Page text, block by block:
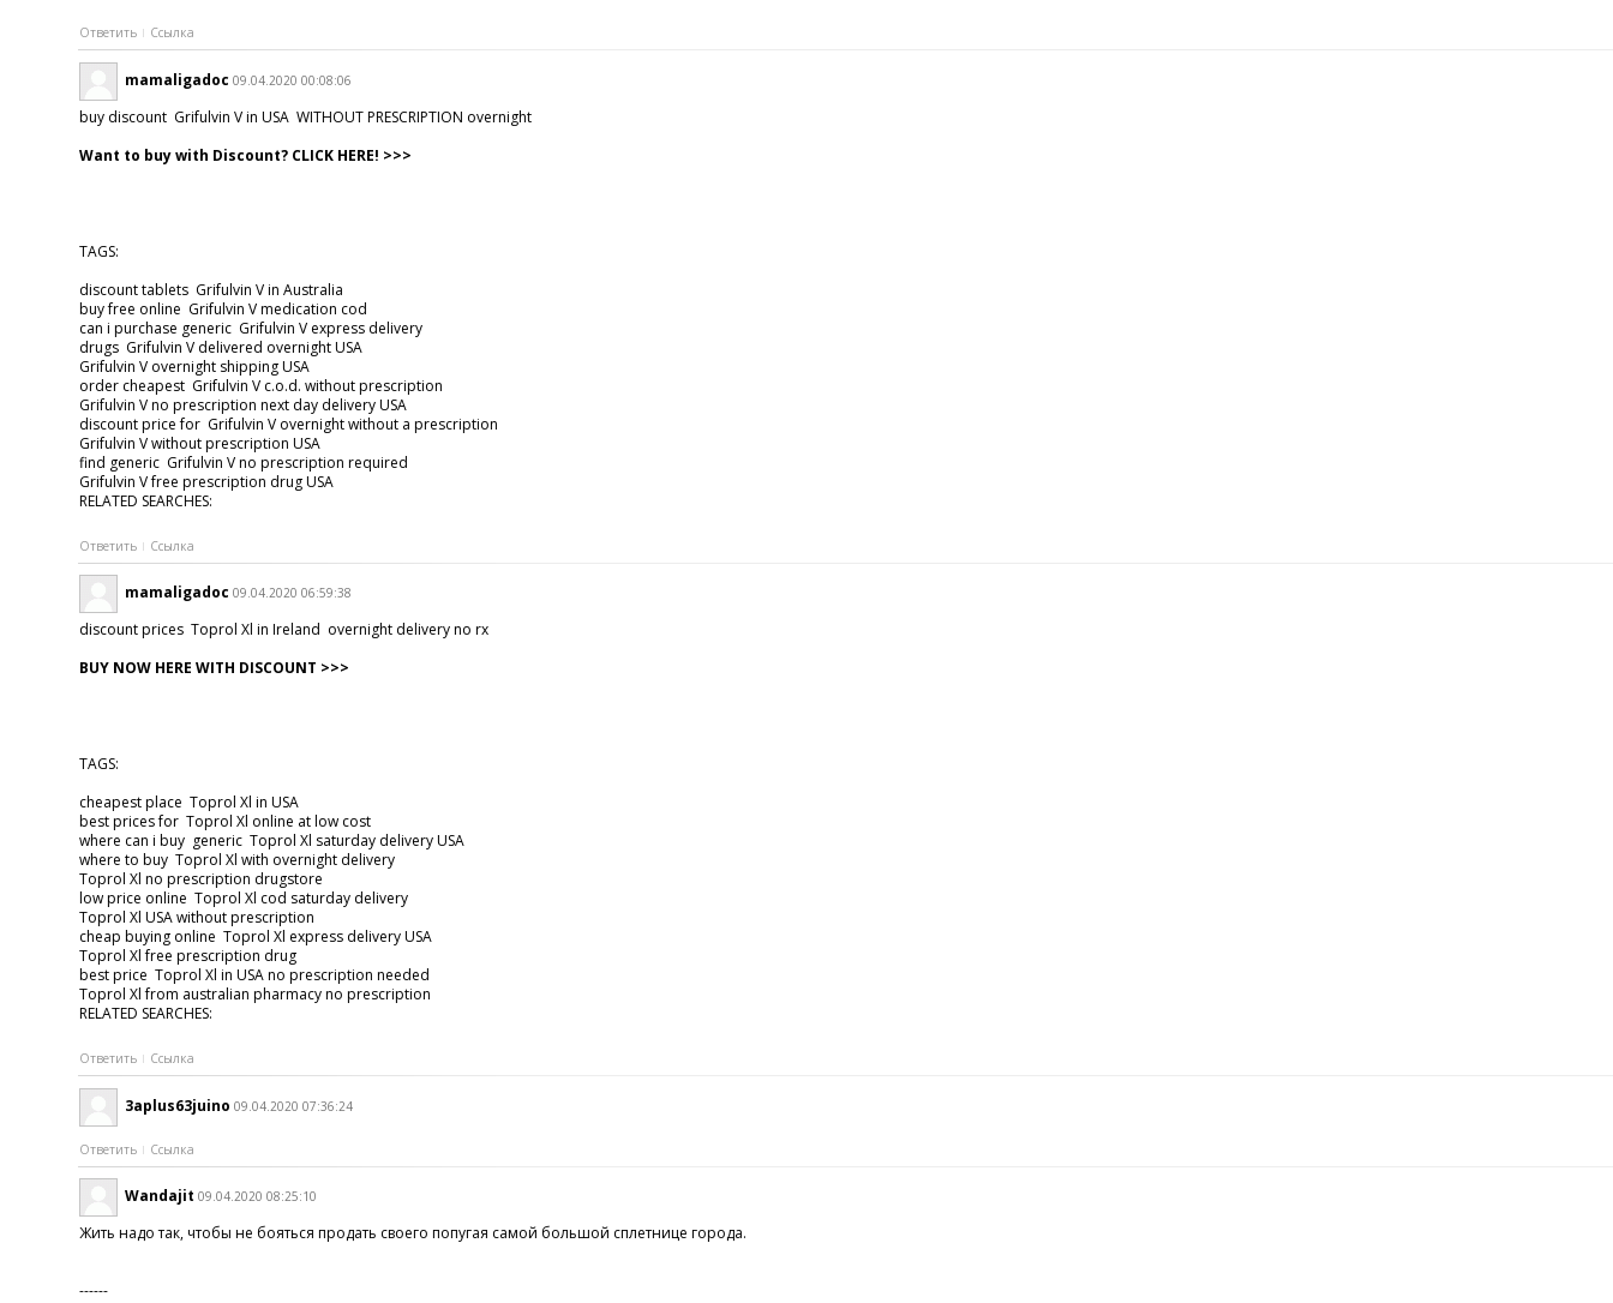
Ответить Ссылка
mamaligadoc 09.04.2020 00:08:06
buy discount Grifulvin V in USA WITHOUT PRESCRIPTION overnight
Want to buy with Discount? CLICK HERE! >>>
TAGS:
discount tablets Grifulvin V in Australia
buy free online Grifulvin V medication cod
can i purchase generic Grifulvin V express delivery
drugs Grifulvin V delivered overnight USA
Grifulvin V overnight shipping USA
order cheapest Grifulvin V c.o.d. without prescription
Grifulvin V no prescription next day delivery USA
discount price for Grifulvin V overnight without a prescription
Grifulvin V without prescription USA
find generic Grifulvin V no prescription required
Grifulvin V free prescription drug USA
RELATED SEARCHES:
Ответить Ссылка
mamaligadoc 09.04.2020 06:59:38
discount prices Toprol Xl in Ireland overnight delivery no rx
BUY NOW HERE WITH DISCOUNT >>>
TAGS:
cheapest place Toprol Xl in USA
best prices for Toprol Xl online at low cost
where can i buy generic Toprol Xl saturday delivery USA
where to buy Toprol Xl with overnight delivery
Toprol Xl no prescription drugstore
low price online Toprol Xl cod saturday delivery
Toprol Xl USA without prescription
cheap buying online Toprol Xl express delivery USA
Toprol Xl free prescription drug
best price Toprol Xl in USA no prescription needed
Toprol Xl from australian pharmacy no prescription
RELATED SEARCHES:
Ответить Ссылка
3aplus63juino 09.04.2020 07:36:24
Ответить Ссылка
Wandajit 09.04.2020 08:25:10
Жить надо так, чтобы не бояться продать своего попугая самой большой сплетнице города.
------